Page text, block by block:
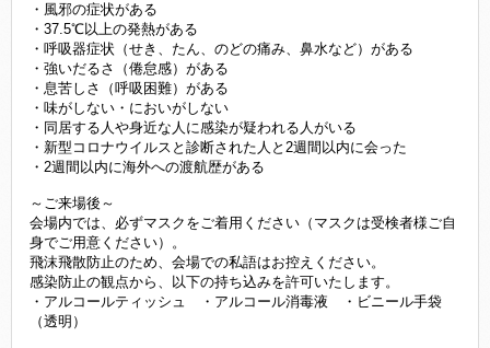
・風邪の症状がある
・37.5℃以上の発熱がある
・呼吸器症状（せき、たん、のどの痛み、鼻水など）がある
・強いだるさ（倦怠感）がある
・息苦しさ（呼吸困難）がある
・味がしない・においがしない
・同居する人や身近な人に感染が疑われる人がいる
・新型コロナウイルスと診断された人と2週間以内に会った
・2週間以内に海外への渡航歴がある
～ご来場後～
会場内では、必ずマスクをご着用ください（マスクは受検者様ご自
身でご用意ください）。
飛沫飛散防止のため、会場での私語はお控えください。
感染防止の観点から、以下の持ち込みを許可いたします。
・アルコールティッシュ ・アルコール消毒液 ・ビニール手袋
（透明）